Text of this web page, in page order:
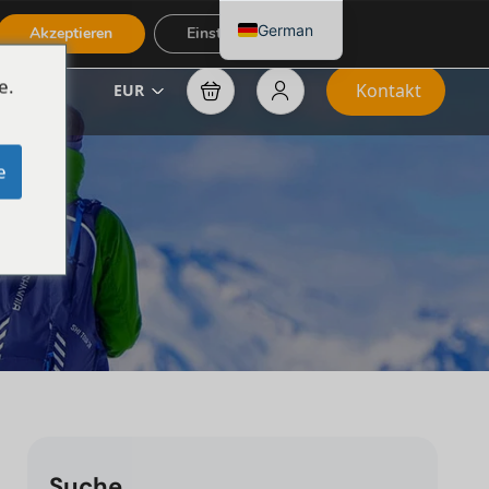
EUR Kontakt
Akzeptieren EinstellungenGerman